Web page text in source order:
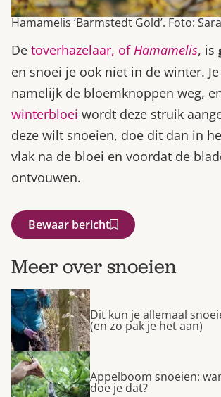
Hamamelis ‘Barmstedt Gold’. Foto:
De toverhazelaar, ofHamamelis, is
en snoei je ook niet in de winter.
namelijk de bloemknoppen weg,
winterbloei wordt deze struik
deze wilt snoeien, doe dit dan in
vlak na de bloei en voordat de
ontvouwen.
Bewaar bericht
Meer over snoeien
Dit kun je allemaal
(en zo pak je het aan)
Appelboom snoeien:
doe je dat?